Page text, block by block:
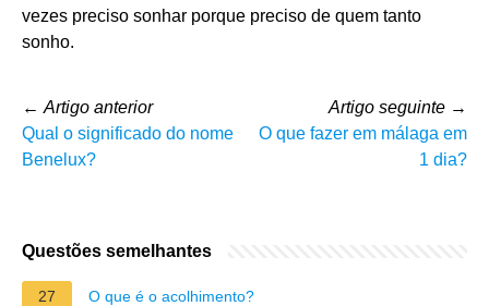
vezes preciso sonhar porque preciso de quem tanto
sonho.
← Artigo anterior
Qual o significado do nome
Benelux?
Artigo seguinte →
O que fazer em málaga em
1 dia?
Questões semelhantes
27 O que é o acolhimento?